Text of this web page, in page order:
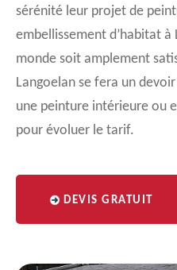
sérénité leur projet de
embellissement d’habitat
monde soit amplement
Langoelan se fera un
une peinture intérieure ou
pour évoluer le tarif.
DEVIS GRATUIT